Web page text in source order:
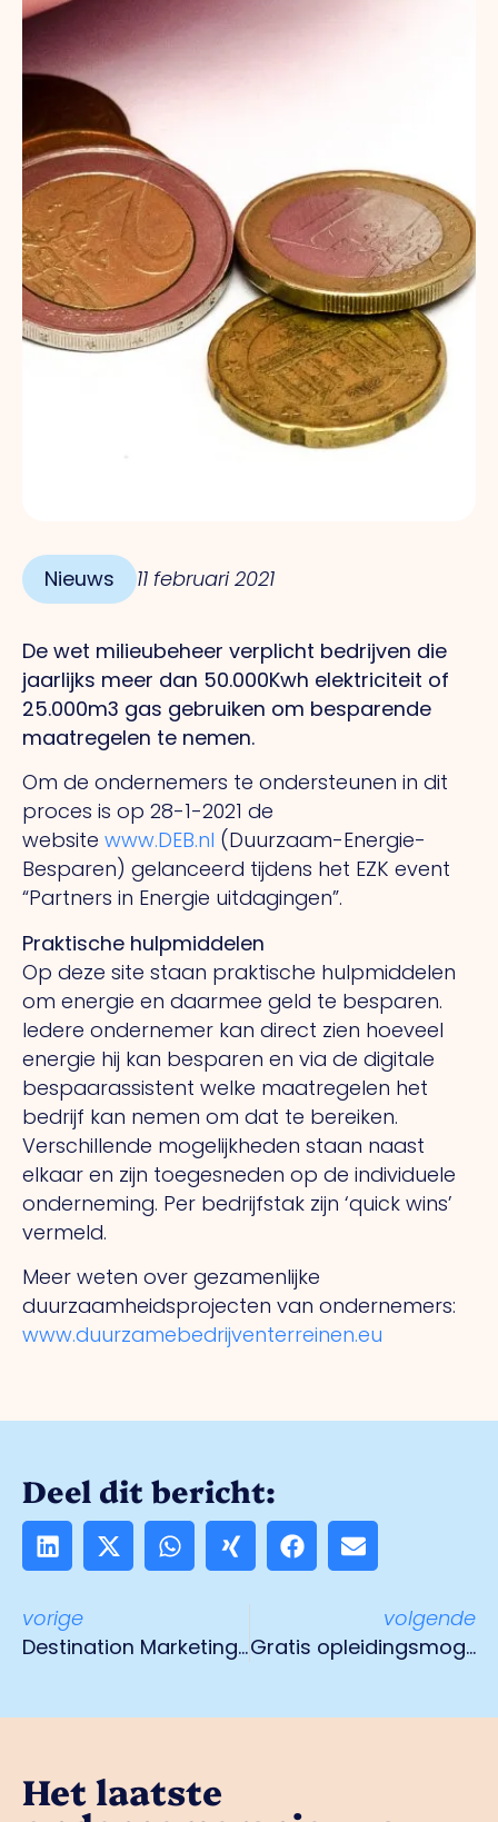
Nieuws 11 februari 2021
De wet milieubeheer verplicht bedrijven die
jaarlijks meer dan 50.000Kwh elektriciteit of
25.000m3 gas gebruiken om besparende
maatregelen te nemen.
Om de ondernemers te ondersteunen in dit
proces is op 28-1-2021 de
website www.DEB.nl (Duurzaam-Energie-
Besparen) gelanceerd tijdens het EZK event
“Partners in Energie uitdagingen”.
Praktische hulpmiddelen
Op deze site staan praktische hulpmiddelen
om energie en daarmee geld te besparen.
Iedere ondernemer kan direct zien hoeveel
energie hij kan besparen en via de digitale
bespaarassistent welke maatregelen het
bedrijf kan nemen om dat te bereiken.
Verschillende mogelijkheden staan naast
elkaar en zijn toegesneden op de individuele
onderneming. Per bedrijfstak zijn ‘quick wins’
vermeld.
Meer weten over gezamenlijke
duurzaamheidsprojecten van ondernemers:
www.duurzamebedrijventerreinen.eu
Deel dit bericht:
vorige
Des­ti­na­ti­on Mar­ke­ting Lim­burg gaat toe­ris­tisch Lim­burg pro­mo­ten
volgende
Gratis opleidingsmogelijkheden industrie, logistiek en techniek
Het laatste